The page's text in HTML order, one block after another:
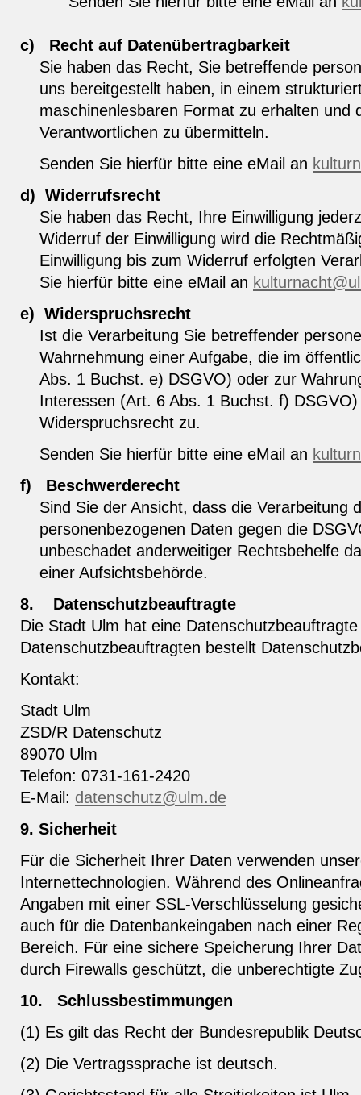
c) Recht auf Datenübertragbarkeit
Sie haben das Recht, Sie betreffende
uns bereitgestellt haben, in einem
maschinenlesbaren Format zu erhalten und
Verantwortlichen zu übermitteln.
Senden Sie hierfür bitte eine eMail an
d) Widerrufsrecht
Sie haben das Recht, Ihre Einwilligung
Widerruf der Einwilligung wird die
Einwilligung bis zum Widerruf erfolgten
Sie hierfür bitte eine eMail an
e) Widerspruchsrecht
Ist die Verarbeitung Sie betreffender
Wahrnehmung einer Aufgabe, die im
Abs. 1 Buchst. e) DSGVO) oder zur
Interessen (Art. 6 Abs. 1 Buchst. f)
Widerspruchsrecht zu.
Senden Sie hierfür bitte eine eMail an
f) Beschwerderecht
Sind Sie der Ansicht, dass die Verarbeitung
personenbezogenen Daten gegen die
unbeschadet anderweitiger Rechtsbehelfe
einer Aufsichtsbehörde.
8. Datenschutzbeauftragte
Die Stadt Ulm hat eine
Datenschutzbeauftragten bestellt
Kontakt:
Stadt Ulm
ZSD/R Datenschutz
89070 Ulm
Telefon: 0731-161-2420
E-Mail: datenschutz@ulm.de
9. Sicherheit
Für die Sicherheit Ihrer Daten verwenden
Internettechnologien. Während des
Angaben mit einer SSL-Verschlüsselung
auch für die Datenbankeingaben nach einer
Bereich. Für eine sichere Speicherung Ihrer
durch Firewalls geschützt, die unberechtigte
10. Schlussbestimmungen
(1) Es gilt das Recht der Bundesrepublik
(2) Die Vertragssprache ist deutsch.